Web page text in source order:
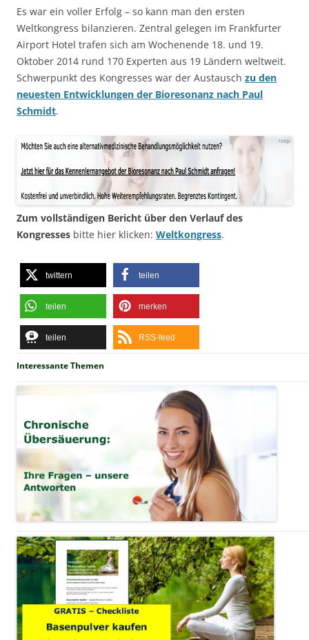
Es war ein voller Erfolg – so kann man den ersten
Weltkongress bilanzieren. Zentral gelegen im Frankfurter
Airport Hotel trafen sich am Wochenende 18. und 19.
Oktober 2014 rund 170 Experten aus 19 Ländern weltweit.
Schwerpunkt des Kongresses war der Austausch zu den
neuesten Entwicklungen der Bioresonanz nach Paul
Schmidt.
Zum vollständigen Bericht über den Verlauf des
Kongresses bitte hier klicken: Weltkongress.
twittern teilen
teilen merken
teilen RSS-feed
Interessante Themen